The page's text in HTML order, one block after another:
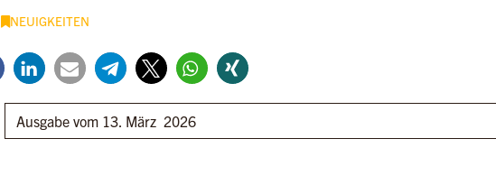
NEUIGKEITEN
Ausgabe vom 13. März 2026